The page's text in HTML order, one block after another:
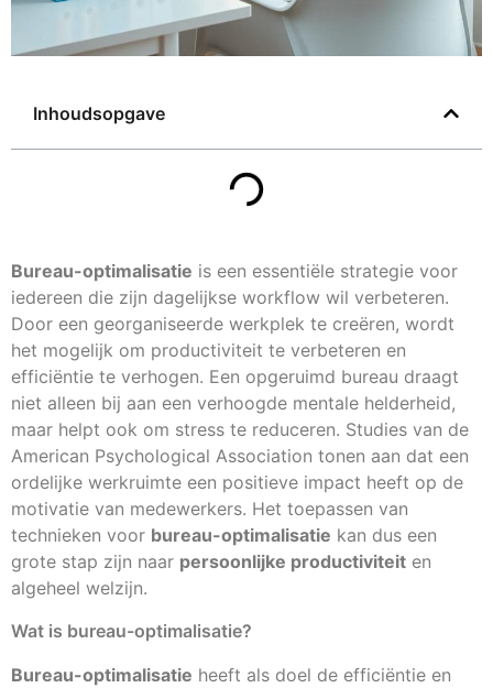
Inhoudsopgave
Bureau-optimalisatie is een essentiële strategie voor
iedereen die zijn dagelijkse workflow wil verbeteren.
Door een georganiseerde werkplek te creëren, wordt
het mogelijk om productiviteit te verbeteren en
efficiëntie te verhogen. Een opgeruimd bureau draagt
niet alleen bij aan een verhoogde mentale helderheid,
maar helpt ook om stress te reduceren. Studies van de
American Psychological Association tonen aan dat een
ordelijke werkruimte een positieve impact heeft op de
motivatie van medewerkers. Het toepassen van
technieken voor bureau-optimalisatie kan dus een
grote stap zijn naar persoonlijke productiviteit en
algeheel welzijn.
Wat is bureau-optimalisatie?
Bureau-optimalisatie heeft als doel de efficiëntie en